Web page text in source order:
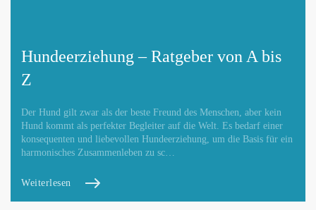
Hundeerziehung – Ratgeber von A bis
Z
Der Hund gilt zwar als der beste Freund des Menschen, aber kein
Hund kommt als perfekter Begleiter auf die Welt. Es bedarf einer
konsequenten und liebevollen Hundeerziehung, um die Basis für ein
harmonisches Zusammenleben zu sc…
Weiterlesen